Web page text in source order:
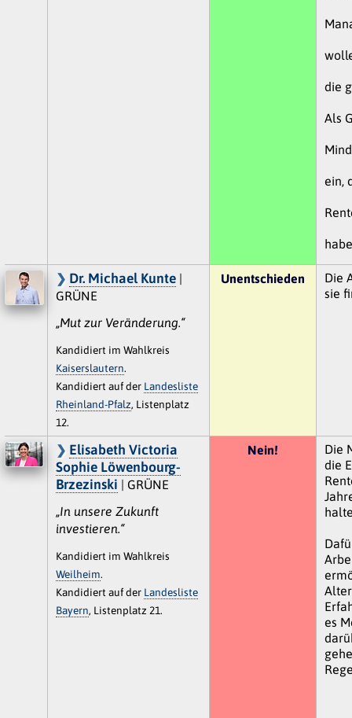
die
Als
ein,
Dr. Michael Kunte|
GRÜNE
„Mut zur Veränderung.“
Kandidiert im Wahlkreis
Kaiserslautern.
Kandidiert auf der Landesliste
Rheinland-Pfalz, Listenplatz
12.
Unentschieden
Die
sie
Elisabeth Victoria
Sophie Löwenbourg-
Brzezinski | GRÜNE
„In unsere Zukunft
investieren.“
Kandidiert im Wahlkreis
Weilheim.
Kandidiert auf der Landesliste
Bayern, Listenplatz 21.
Nein!
Die
die
es